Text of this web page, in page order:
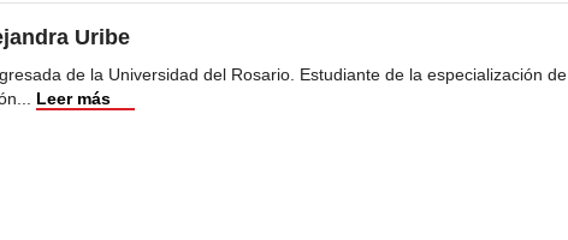
Uribe
de la Universidad del Rosario. Estudiante de la especialización de
... Leer más